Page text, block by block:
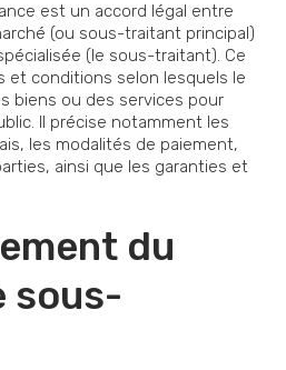
est un accord légal entre
(ou sous-traitant principal)
(le sous-traitant). Ce
et conditions selon lesquels le
biens ou des services pour
Il précise notamment les
les modalités de paiement,
ainsi que les garanties et
du
sous-